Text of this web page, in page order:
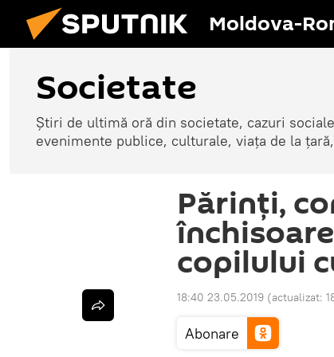
Moldova-
Societate
Știri de ultimă oră din societate, cazuri
evenimente publice, culturale, viața de la
Părinți,
copilului
18:40 23.05.2019 (actualizat:
Abonare